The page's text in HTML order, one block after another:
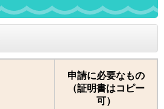
申請に必要なもの
（証明書はコピー
可）